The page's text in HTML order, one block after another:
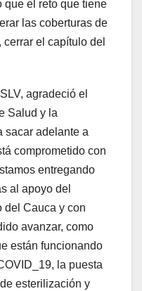
que el reto que tiene
las coberturas de
el capítulo del
agradeció el
Salud y la
sacar adelante a
comprometido con
entregando
al apoyo del
del Cauca y con
avanzar, como
están funcionando
la puesta
esterilización y